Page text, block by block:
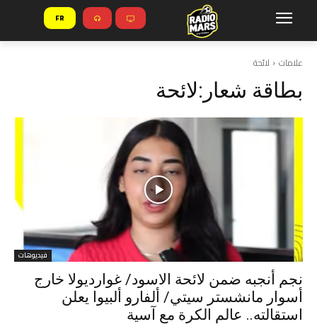
FR
علامات لائحة
بطاقة شعار:لائحة
فيديوهات
نجم أنجبه ضمن لائحة الاسود/ غوارديولا خارج
أسوار مانشستر سيتي/ ألفارو ألبيوا يعلن
استقالته.. عالم الكرة مع آسية